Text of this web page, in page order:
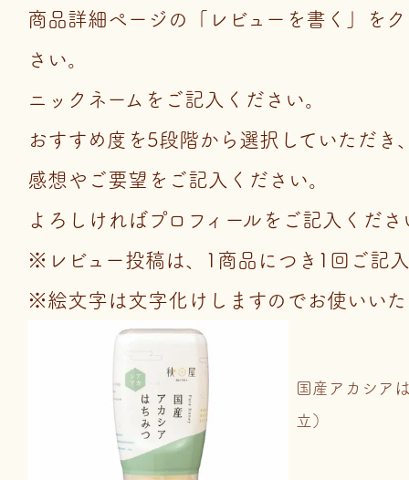
商品詳細ページの「レビューを書く」を
さい。
ニックネームをご記入ください。
おすすめ度を5段階から選択していただき
感想やご要望をご記入ください。
よろしければプロフィールをご記入くださ
※レビュー投稿は、1商品につき1回ご記
※絵文字は文字化けしますのでお使いい
国産アカシア
立）